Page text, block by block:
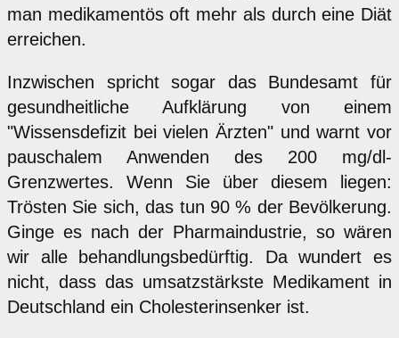
man medikamentös oft mehr als durch eine Diät
erreichen.
Inzwischen spricht sogar das Bundesamt für
gesundheitliche Aufklärung von einem
"Wissensdefizit bei vielen Ärzten" und warnt vor
pauschalem Anwenden des 200 mg/dl-
Grenzwertes. Wenn Sie über diesem liegen:
Trösten Sie sich, das tun 90 % der Bevölkerung.
Ginge es nach der Pharmaindustrie, so wären
wir alle behandlungsbedürftig. Da wundert es
nicht, dass das umsatzstärkste Medikament in
Deutschland ein Cholesterinsenker ist.